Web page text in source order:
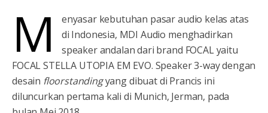
M
enyasar kebutuhan pasar audio kelas atas
di Indonesia, MDI Audio menghadirkan
speaker andalan dari brand FOCAL yaitu
FOCAL STELLA UTOPIA EM EVO. Speaker 3-way dengan
desain floorstandingyang dibuat di Prancis ini
diluncurkan pertama kali di Munich, Jerman, pada